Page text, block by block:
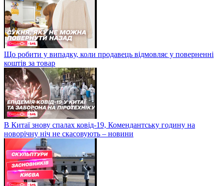
Що робити у випадку, коли продавець відмовляє у поверненні
коштів за товар
В Китаї знову спалах ковід-19, Комендантську годину на
новорічну ніч не скасовують – новини